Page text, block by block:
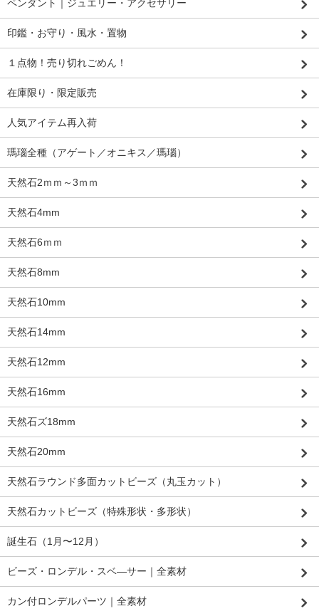
ペンダント｜ジュエリー・アクセサリー
印鑑・お守り・風水・置物
１点物！売り切れごめん！
在庫限り・限定販売
人気アイテム再入荷
瑪瑙全種（アゲート／オニキス／瑪瑙）
天然石2ｍｍ～3ｍｍ
天然石4mm
天然石6ｍｍ
天然石8mm
天然石10mm
天然石14mm
天然石12mm
天然石16mm
天然石ズ18mm
天然石20mm
天然石ラウンド多面カットビーズ（丸玉カット）
天然石カットビーズ（特殊形状・多形状）
誕生石（1月〜12月）
ビーズ・ロンデル・スベ―サー｜全素材
カン付ロンデルパーツ｜全素材